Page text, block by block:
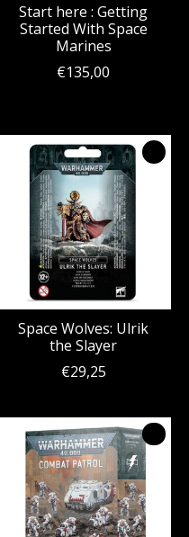
Start here : Getting
Started With Space
Marines
€135,00
Space Wolves: Ulrik
the Slayer
€29,25